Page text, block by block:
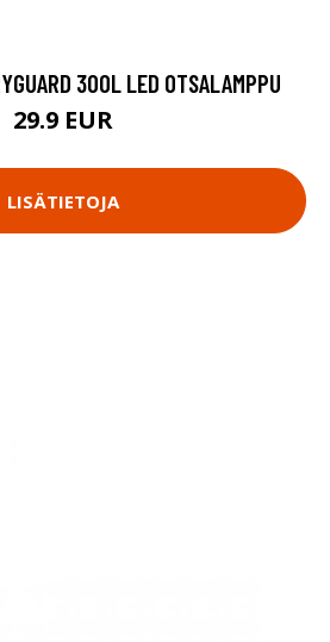
300L LED OTSALAMPPU
29.9 EUR
LISÄTIETOJA